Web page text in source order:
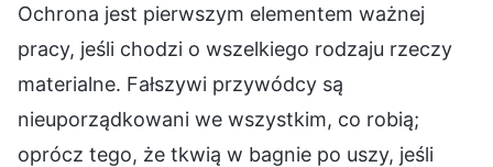
Ochrona jest pierwszym elementem ważnej
pracy, jeśli chodzi o wszelkiego rodzaju rzeczy
materialne. Fałszywi przywódcy są
nieuporządkowani we wszystkim, co robią;
oprócz tego, że tkwią w bagnie po uszy, jeśli